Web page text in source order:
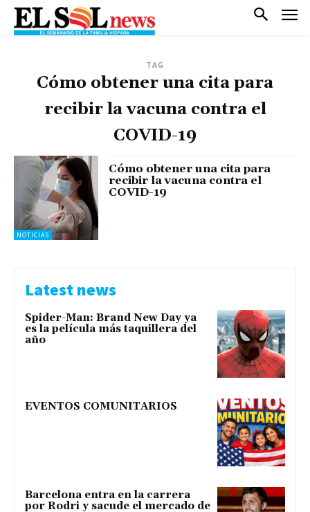
TAG
Cómo obtener una cita para
recibir la vacuna contra el
COVID-19
NOTICIAS
Cómo obtener una cita para
recibir la vacuna contra el
COVID-19
Latest news
Spider-Man: Brand New Day ya
es la película más taquillera del
año
EVENTOS COMUNITARIOS
Barcelona entra en la carrera
por Rodri y sacude el mercado de